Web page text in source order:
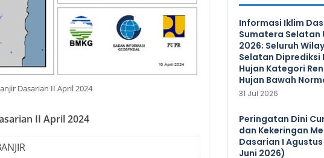
Dasarian II April 2024
II April 2024
Informasi Iklim
Sumatera Selatan
2026; Seluruh
Selatan Diprediksi
Hujan Kategori
Hujan Bawah
31 Jul 2026
Peringatan Dini
dan Kekeringan
Dasarian I
Juni 2026)